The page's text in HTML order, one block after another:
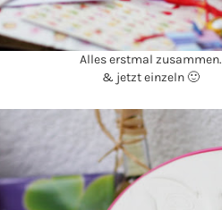
Alles erstmal zusammen.
& jetzt einzeln 🙂